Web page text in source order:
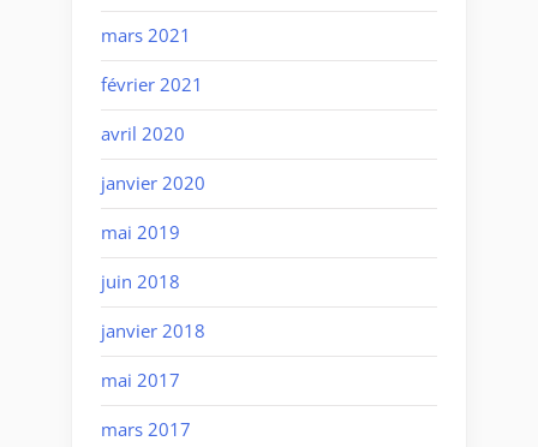
mars 2021
février 2021
avril 2020
janvier 2020
mai 2019
juin 2018
janvier 2018
mai 2017
mars 2017